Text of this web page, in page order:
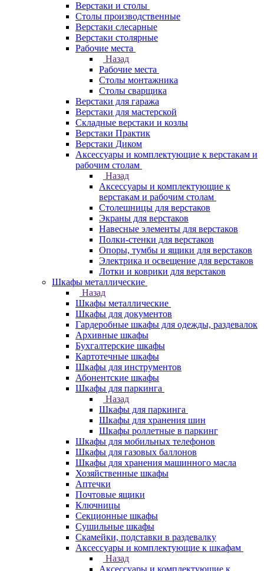
Верстаки и столы
Столы производственные
Верстаки слесарные
Верстаки столярные
Рабочие места
Назад
Рабочие места
Столы монтажника
Столы сварщика
Верстаки для гаража
Верстаки для мастерской
Складные верстаки и козлы
Верстаки Практик
Верстаки Диком
Аксессуары и комплектующие к верстакам и
рабочим столам
Назад
Аксессуары и комплектующие к
верстакам и рабочим столам
Столешницы для верстаков
Экраны для верстаков
Навесные элементы для верстаков
Полки-стенки для верстаков
Опоры, тумбы и ящики для верстаков
Электрика и освещение для верстаков
Лотки и коврики для верстаков
Шкафы металлические
Назад
Шкафы металлические
Шкафы для документов
Гардеробные шкафы для одежды, раздевалок
Архивные шкафы
Бухгалтерские шкафы
Картотечные шкафы
Шкафы для инструментов
Абонентские шкафы
Шкафы для паркинга
Назад
Шкафы для паркинга
Шкафы для хранения шин
Шкафы роллетные в паркинг
Шкафы для мобильных телефонов
Шкафы для газовых баллонов
Шкафы для хранения машинного масла
Хозяйственные шкафы
Аптечки
Почтовые ящики
Ключницы
Секционные шкафы
Сушильные шкафы
Скамейки, подставки в раздевалку
Аксессуары и комплектующие к шкафам
Назад
Аксессуары и комплектующие к